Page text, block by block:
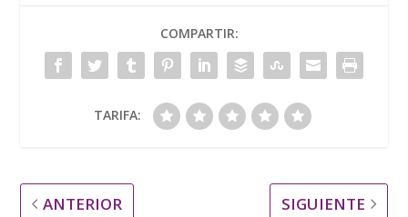
COMPARTIR:
TARIFA:
ANTERIOR SIGUIENTE